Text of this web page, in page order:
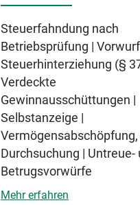
Steuerfahndung nach
Betriebsprüfung |
Steuerhinterziehung (§
Verdeckte
Gewinnausschüttungen |
Selbstanzeige |
Durchsuchung | Untreue-
Betrugsvorwürfe
Mehr erfahren